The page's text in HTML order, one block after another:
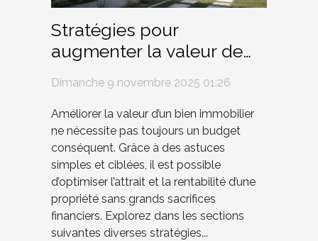
Stratégies pour
augmenter la valeur de
peu d'investissement
Dimanche 9 novembre 2025 01:26
Améliorer la valeur d’un bien immobilier
ne nécessite pas toujours un budget
conséquent. Grâce à des astuces
simples et ciblées, il est possible
d’optimiser l’attrait et la rentabilité d’une
propriété sans grands sacrifices
financiers. Explorez dans les sections
suivantes diverses stratégies...